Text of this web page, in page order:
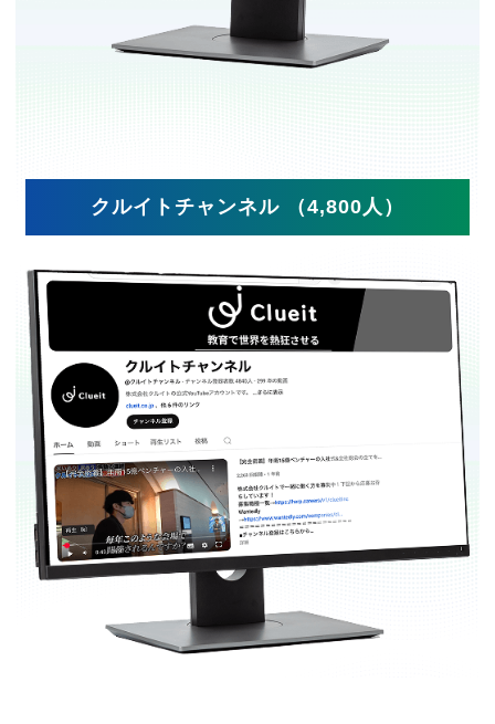
クルイトチャンネル （4,800人）